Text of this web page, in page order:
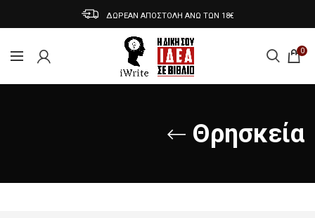
ΔΩΡΕΑΝ ΑΠΟΣΤΟΛΗ ΑΝΩ ΤΩΝ 18€
0
Θρησκεία